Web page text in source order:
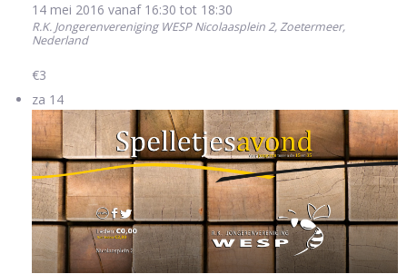
14 mei 2016 vanaf 16:30 tot 18:30
R.K. Jongerenvereniging WESPNicolaasplein 2, Zoetermeer,
Nederland
€3
za 14